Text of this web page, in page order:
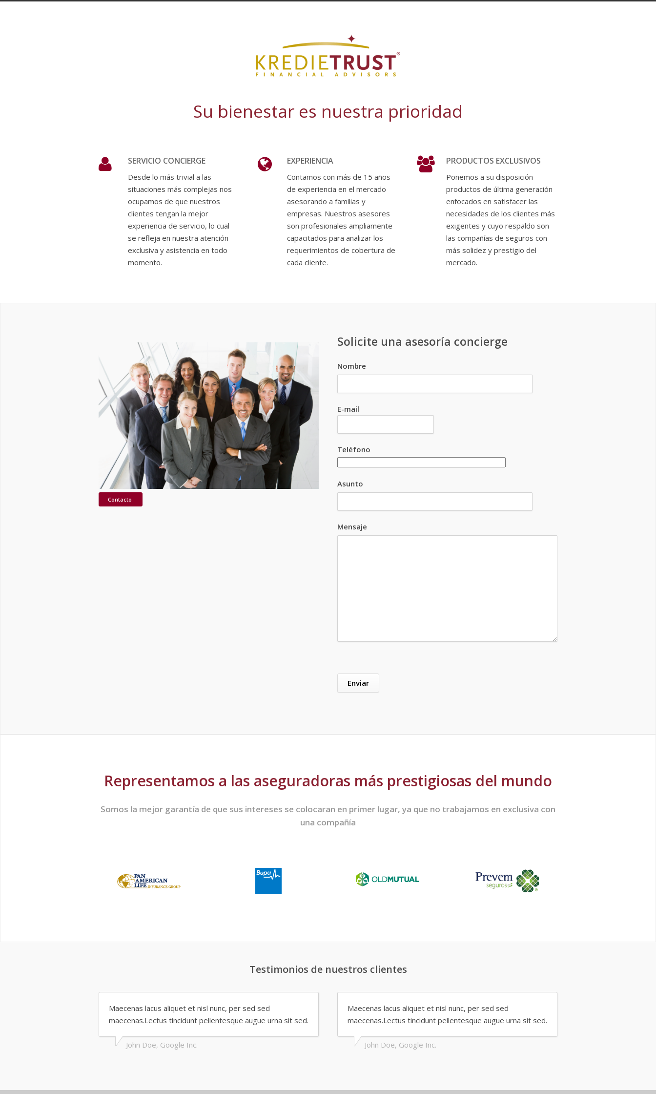
Su bienestar es nuestra prioridad
SERVICIO CONCIERGE
Desde lo más trivial a las
situaciones más complejas nos
ocupamos de que nuestros
clientes tengan la mejor
experiencia de servicio, lo cual
se refleja en nuestra atención
exclusiva y asistencia en todo
momento.
EXPERIENCIA
Contamos con más de 15 años
de experiencia en el mercado
asesorando a familias y
empresas. Nuestros asesores
son profesionales ampliamente
capacitados para analizar los
requerimientos de cobertura de
cada cliente.
PRODUCTOS EXCLUSIVOS
Ponemos a su disposición
productos de última generación
enfocados en satisfacer las
necesidades de los clientes más
exigentes y cuyo respaldo son
las compañías de seguros con
más solidez y prestigio del
mercado.
Contacto
Solicite una asesoría concierge
Nombre
E-mail
Teléfono
Asunto
Mensaje
Representamos a las aseguradoras más prestigiosas del mundo
Somos la mejor garantía de que sus intereses se colocaran en primer lugar, ya que no trabajamos en exclusiva con
una compañía
Testimonios de nuestros clientes
Maecenas lacus aliquet et nisl nunc, per sed sed
maecenas.Lectus tincidunt pellentesque augue urna sit sed.
John Doe, Google Inc.
Maecenas lacus aliquet et nisl nunc, per sed sed
maecenas.Lectus tincidunt pellentesque augue urna sit sed.
John Doe, Google Inc.